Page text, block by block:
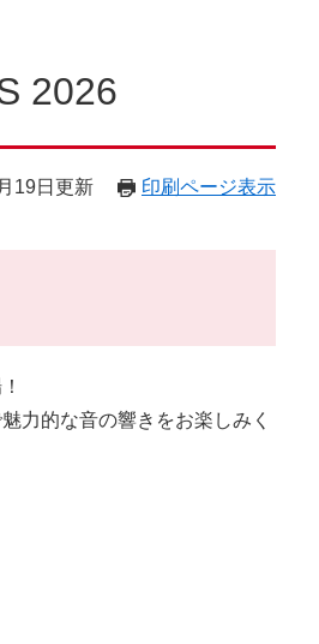
2026
19日更新 印刷ページ表示
力的な音の響きをお楽しみく